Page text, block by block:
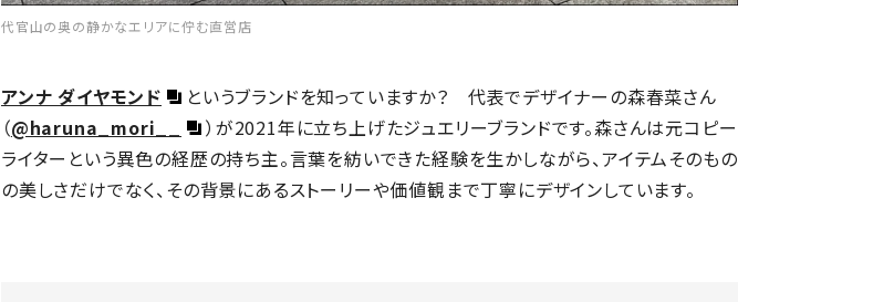
代官山の奥の静かなエリアに佇む直営店
アンナ ダイヤモンド
というブランドを知っていますか？ 代表でデザイナーの森春菜さん
（@haruna_mori__
）が2021年に立ち上げたジュエリーブランドです。森さんは元コピー
ライターという異色の経歴の持ち主。言葉を紡いできた経験を生かしながら、アイテムそのもの
の美しさだけでなく、その背景にあるストーリーや価値観まで丁寧にデザインしています。